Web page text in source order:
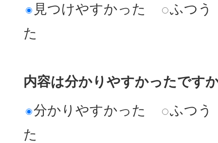
見つけやすかった
ふつう
た
内容は分かりやすかったです
分かりやすかった
ふつう
た